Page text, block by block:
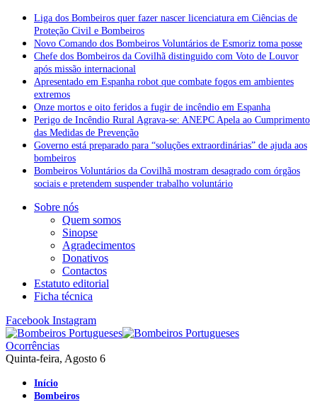
Liga dos Bombeiros quer fazer nascer licenciatura em Ciências de
Proteção Civil e Bombeiros
Novo Comando dos Bombeiros Voluntários de Esmoriz toma posse
Chefe dos Bombeiros da Covilhã distinguido com Voto de Louvor
após missão internacional
Apresentado em Espanha robot que combate fogos em ambientes
extremos
Onze mortos e oito feridos a fugir de incêndio em Espanha
Perigo de Incêndio Rural Agrava-se: ANEPC Apela ao Cumprimento
das Medidas de Prevenção
Governo está preparado para “soluções extraordinárias” de ajuda aos
bombeiros
Bombeiros Voluntários da Covilhã mostram desagrado com órgãos
sociais e pretendem suspender trabalho voluntário
Sobre nós
Quem somos
Sinopse
Agradecimentos
Donativos
Contactos
Estatuto editorial
Ficha técnica
Facebook Instagram
Ocorrências
Quinta-feira, Agosto 6
Início
Bombeiros